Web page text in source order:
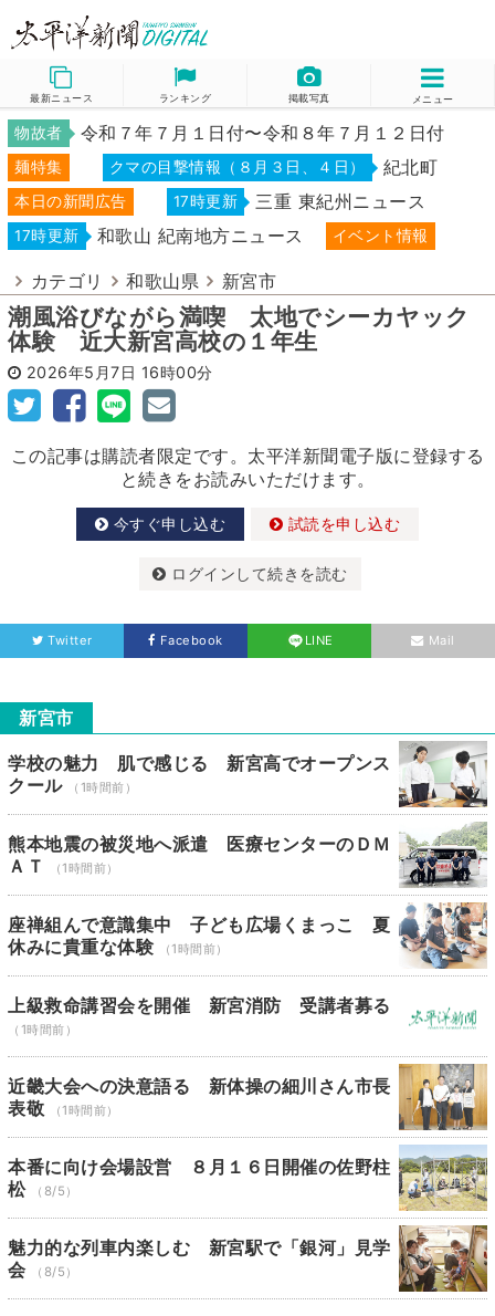
最新ニュース ランキング 掲載写真 メニュー
物故者 令和７年７月１日付〜令和８年７月１２日付
麺特集 クマの目撃情報（８月３日、４日） 紀北町
本日の新聞広告 17時更新 三重 東紀州ニュース
17時更新 和歌山 紀南地方ニュース イベント情報
カテゴリ 和歌山県 新宮市
潮風浴びながら満喫 太地でシーカヤック
体験 近大新宮高校の１年生
2026年5月7日 16時00分
この記事は購読者限定です。太平洋新聞電子版に登録する
と続きをお読みいただけます。
今すぐ申し込む 試読を申し込む
ログインして続きを読む
Twitter Facebook LINE Mail
新宮市
学校の魅力 肌で感じる 新宮高でオープンス
クール
（1時間前）
熊本地震の被災地へ派遣 医療センターのＤＭ
ＡＴ
（1時間前）
座禅組んで意識集中 子ども広場くまっこ 夏
休みに貴重な体験
（1時間前）
上級救命講習会を開催 新宮消防 受講者募る
（1時間前）
近畿大会への決意語る 新体操の細川さん市長
表敬
（1時間前）
本番に向け会場設営 ８月１６日開催の佐野柱
松
（8/5）
魅力的な列車内楽しむ 新宮駅で「銀河」見学
会
（8/5）